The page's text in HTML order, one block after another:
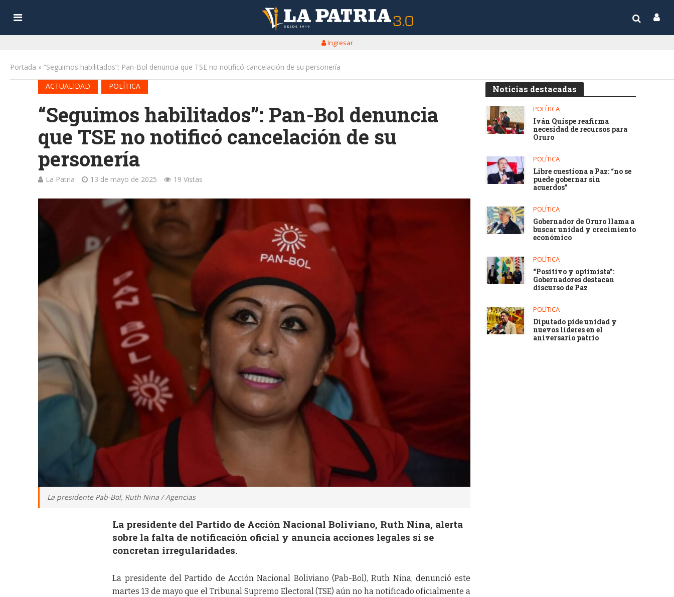
Ingresar
Portada » “Seguimos habilitados”: Pan-Bol denuncia que TSE no notificó cancelación de su personería
ACTUALIDAD
POLÍTICA
“Seguimos habilitados”: Pan-Bol denuncia
que TSE no notificó cancelación de su
personería
La Patria 13 de mayo de 2025 19 Vistas
La presidente Pab-Bol, Ruth Nina / Agencias
La presidente del Partido de Acción Nacional Boliviano, Ruth Nina, alerta
sobre la falta de notificación oficial y anuncia acciones legales si se
concretan irregularidades.
La presidente del Partido de Acción Nacional Boliviano (Pab-Bol), Ruth Nina, denunció este
martes 13 de mayo que el Tribunal Supremo Electoral (TSE) aún no ha notificado oficialmente a
Noticias destacadas
POLÍTICA
Iván Quispe reafirma
necesidad de recursos para
Oruro
POLÍTICA
Libre cuestiona a Paz: “no se
puede gobernar sin
acuerdos”
POLÍTICA
Gobernador de Oruro llama a
buscar unidad y crecimiento
económico
POLÍTICA
“Positivo y optimista”:
Gobernadores destacan
discurso de Paz
POLÍTICA
Diputado pide unidad y
nuevos líderes en el
aniversario patrio